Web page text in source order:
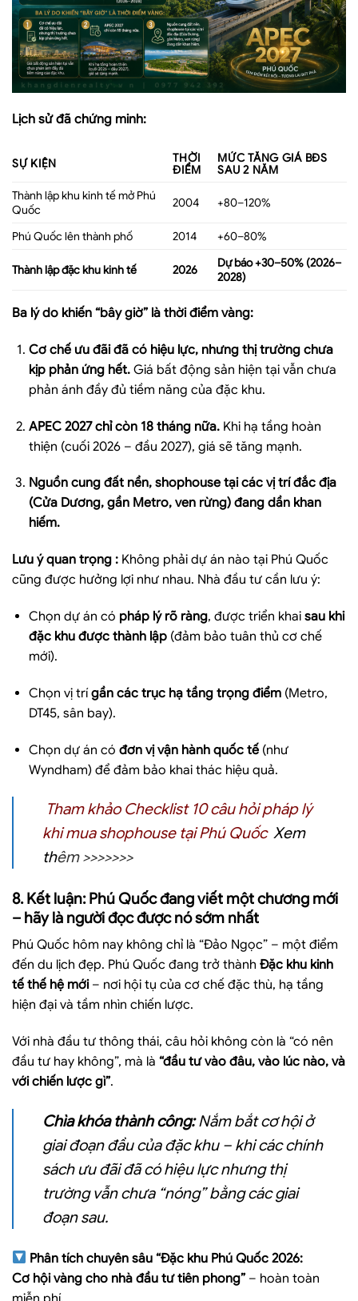
Lịch sử đã chứng minh:
SỰ KIỆN
THỜI
ĐIỂM
MỨC TĂNG GIÁ BĐS
SAU 2 NĂM
Thành lập khu kinh tế mở Phú
Quốc
2004 +80–120%
Phú Quốc lên thành phố 2014 +60–80%
Thành lập đặc khu kinh tế 2026
Dự báo +30–50% (2026–
2028)
Ba lý do khiến “bây giờ” là thời điểm vàng:
Cơ chế ưu đãi đã có hiệu lực, nhưng thị trường chưa
kịp phản ứng hết.Giá bất động sản hiện tại vẫn chưa
phản ánh đầy đủ tiềm năng của đặc khu.
APEC 2027 chỉ còn 18 tháng nữa.Khi hạ tầng hoàn
thiện (cuối 2026 – đầu 2027), giá sẽ tăng mạnh.
Nguồn cung đất nền, shophouse tại các vị trí đắc địa
(Cửa Dương, gần Metro, ven rừng) đang dần khan
hiếm.
Lưu ý quan trọng : Không phải dự án nào tại Phú Quốc
cũng được hưởng lợi như nhau. Nhà đầu tư cần lưu ý:
Chọn dự án có pháp lý rõ ràng, được triển khai sau khi
đặc khu được thành lập(đảm bảo tuân thủ cơ chế
mới).
Chọn vị trígần các trục hạ tầng trọng điểm(Metro,
DT45, sân bay).
Chọn dự án có đơn vị vận hành quốc tế(như
Wyndham) để đảm bảo khai thác hiệu quả.
Tham khảo Checklist 10 câu hỏi pháp lý
khi mua shophouse tại Phú QuốcXem
thêm >>>>>>>
8. Kết luận: Phú Quốc đang viết một chương mới
– hãy là người đọc được nó sớm nhất
Phú Quốc hôm nay không chỉ là “Đảo Ngọc” – một điểm
đến du lịch đẹp. Phú Quốc đang trở thành Đặc khu kinh
tế thế hệ mới– nơi hội tụ của cơ chế đặc thù, hạ tầng
hiện đại và tầm nhìn chiến lược.
Với nhà đầu tư thông thái, câu hỏi không còn là “có nên
đầu tư hay không”, mà là “đầu tư vào đâu, vào lúc nào, và
với chiến lược gì”.
Chìa khóa thành công:Nắm bắt cơ hội ở
giai đoạn đầu của đặc khu – khi các chính
sách ưu đãi đã có hiệu lực nhưng thị
trường vẫn chưa “nóng” bằng các giai
đoạn sau.
Phân tích chuyên sâu “Đặc khu Phú Quốc 2026:
Cơ hội vàng cho nhà đầu tư tiên phong” – hoàn toàn